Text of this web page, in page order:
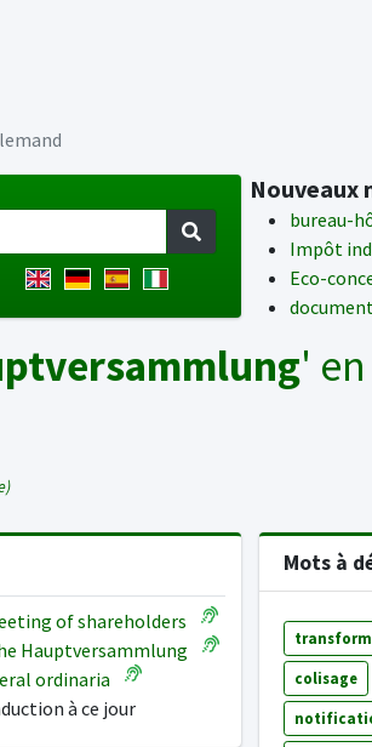
Nouveaux
bureau-
Impôt
Eco-
' en
of shareholders
Hauptversammlung
ordinaria
à ce jour
Mots à
colisage